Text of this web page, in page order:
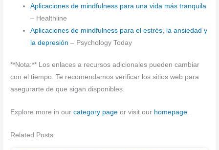
Aplicaciones de mindfulness para una vida más tranquila
– Healthline
Aplicaciones de mindfulness para el estrés, la ansiedad y
la depresión – Psychology Today
**Nota:** Los enlaces a recursos adicionales pueden cambiar
con el tiempo. Te recomendamos verificar los sitios web para
asegurarte de que sigan disponibles.
Explore more in ourcategory page or visit our homepage.
Related Posts: